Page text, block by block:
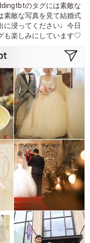
のタグには素敵な
敵な写真を見て結婚式
に浸ってください♩今日
も楽しみにしています♡